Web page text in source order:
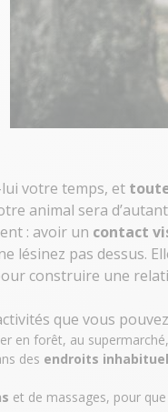
votre temps, et
animal sera
: avoir un contact
lésinez pas dessus.
construire une
que vous
en forêt, au
des endroits
et de massages, pour